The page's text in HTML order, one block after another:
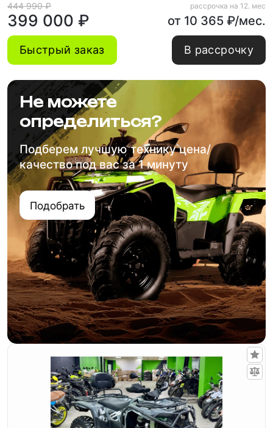
444 990 ₽
399 000 ₽
рассрочка на 12. мес
от 10 365 ₽/мес.
Быстрый заказ В рассрочку
Не можете
определиться?
Подберем лучшую технику цена/
качество под вас за 1 минуту
Подобрать